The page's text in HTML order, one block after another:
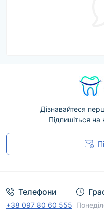
Дізнавайтеся
Підпишіться
Телефони
+38 097 80 60 555